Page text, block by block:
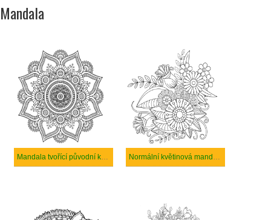
Mandala
Mandala tvořící původní květinu Normální květinová mandala